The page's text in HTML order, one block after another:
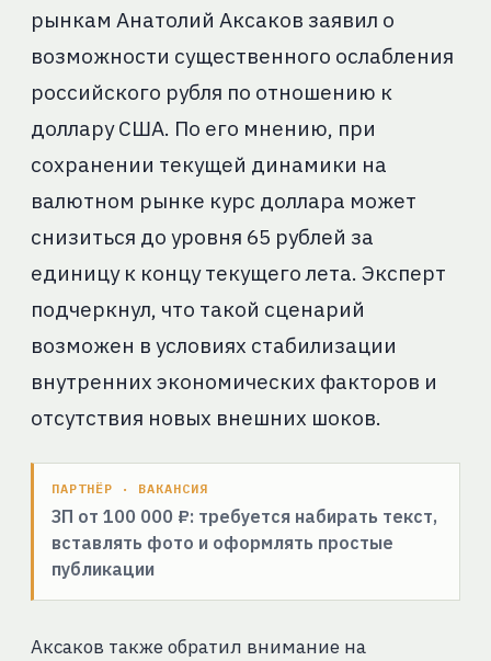
рынкам Анатолий Аксаков заявил о
возможности существенного ослабления
российского рубля по отношению к
доллару США. По его мнению, при
сохранении текущей динамики на
валютном рынке курс доллара может
снизиться до уровня 65 рублей за
единицу к концу текущего лета. Эксперт
подчеркнул, что такой сценарий
возможен в условиях стабилизации
внутренних экономических факторов и
отсутствия новых внешних шоков.
ПАРТНЁР · ВАКАНСИЯ
ЗП от 100 000 ₽: требуется набирать текст,
вставлять фото и оформлять простые
публикации
Аксаков также обратил внимание на